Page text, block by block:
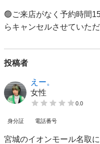
🟢ご来店がなく予約時間
らキャンセルさせていただ
投稿者
えー。
女性
0.0
身分証 電話番号
宮城のイオンモール名取